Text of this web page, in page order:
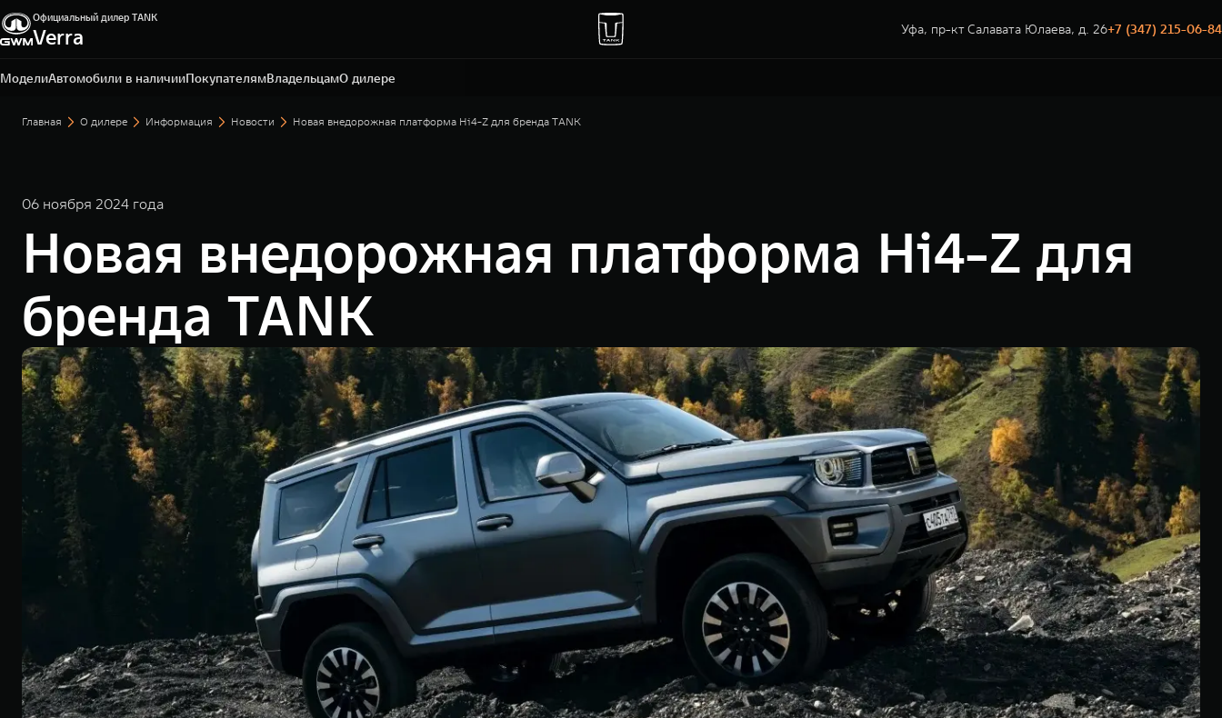
Официальный дилер TANK
Verra Уфа, пр-кт Салавата Юлаева, д. 26+7 (347) 215-06-84
МоделиАвтомобили в наличииПокупателямВладельцамО дилере
Уфа, пр-кт Салавата Юлаева, д. 26
+7 (347) 215-06-84
Главная О дилере Информация Новости Новая внедорожная платформа Hi4-Z для бренда TANK
06 ноября 2024 года
Новая внедорожная платформа Hi4-Z для
бренда TANK